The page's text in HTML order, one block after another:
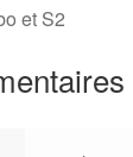
et S2